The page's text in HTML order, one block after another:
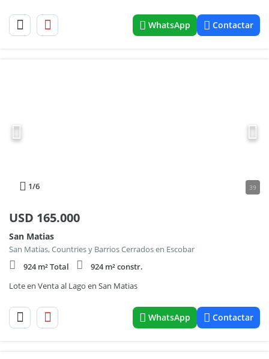
WhatsApp Contactar
1/6 39
USD 165.000
San Matias
San Matias, Countries y Barrios Cerrados en Escobar
924 m² Total
924 m² constr.
Lote en Venta al Lago en San Matias
WhatsApp Contactar